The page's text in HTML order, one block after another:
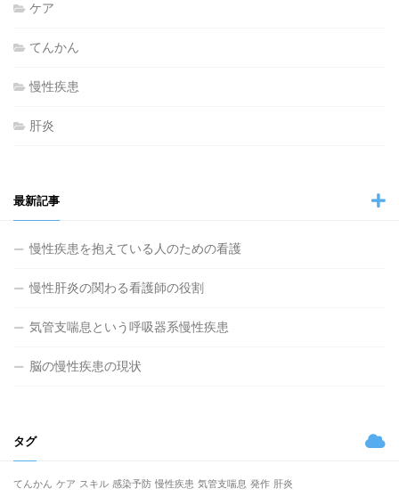
ケア
てんかん
慢性疾患
肝炎
最新記事
慢性疾患を抱えている人のための看護
慢性肝炎の関わる看護師の役割
気管支喘息という呼吸器系慢性疾患
脳の慢性疾患の現状
タグ
てんかん ケア スキル 感染予防 慢性疾患 気管支喘息 発作 肝炎